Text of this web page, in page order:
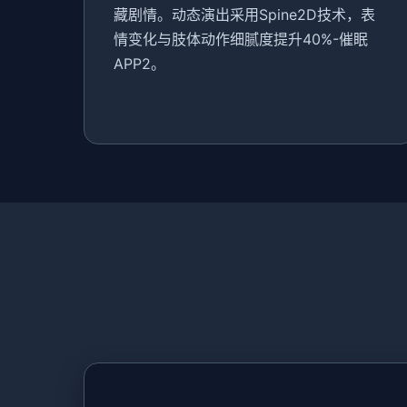
藏剧情。动态演出采用Spine2D技术，表
情变化与肢体动作细腻度提升40%-催眠
APP2。